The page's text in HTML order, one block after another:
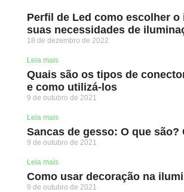
Perfil de Led como escolher o
suas necessidades de
18 de dezembro de 2022
Leia mais
Quais são os tipos de
e como utilizá-los
9 de outubro de 2021
Leia mais
Sancas de gesso: O que são?
9 de outubro de 2021
Leia mais
Como usar decoração na
9 de outubro de 2021